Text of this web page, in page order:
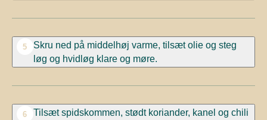
5 Skru ned på middelhøj varme, tilsæt olieog steg
løg og hvidløg klare og møre.
6
Tilsæt spidskommen, stødt koriander, kanel og chili